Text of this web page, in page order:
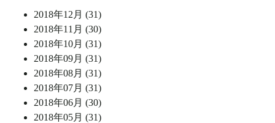
2018年12月 (31)
2018年11月 (30)
2018年10月 (31)
2018年09月 (31)
2018年08月 (31)
2018年07月 (31)
2018年06月 (30)
2018年05月 (31)